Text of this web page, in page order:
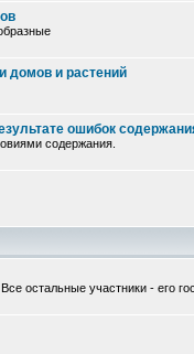
домов и растений
ошибок
содержания.
остальные участники - его